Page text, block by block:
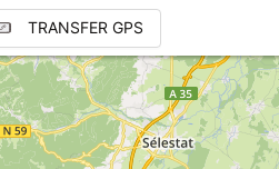
TRANSFER GPS